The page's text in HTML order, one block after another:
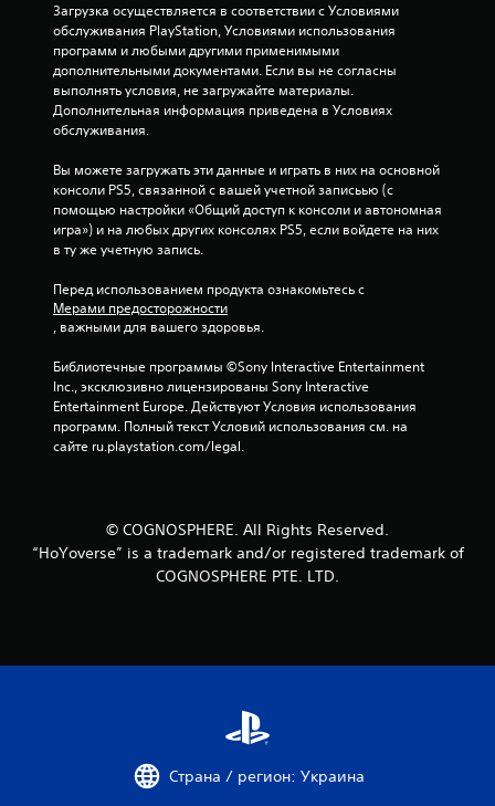
Загрузка осуществляется в соответствии с Условиями
обслуживания PlayStation, Условиями использования
программ и любыми другими применимыми
дополнительными документами. Если вы не согласны
выполнять условия, не загружайте материалы.
Дополнительная информация приведена в Условиях
обслуживания.
Вы можете загружать эти данные и играть в них на основной
консоли PS5, связанной с вашей учетной записьью (с
помощью настройки «Общий доступ к консоли и автономная
игра») и на любых других консолях PS5, если войдете на них
в ту же учетную запись.
Перед использованием продукта ознакомьтесь с
Мерами предосторожности
, важными для вашего здоровья.
Библиотечные программы ©Sony Interactive Entertainment
Inc., эксклюзивно лицензированы Sony Interactive
Entertainment Europe. Действуют Условия использования
программ. Полный текст Условий использования см. на
сайте ru.playstation.com/legal.
© COGNOSPHERE. All Rights Reserved.
“HoYoverse” is a trademark and/or registered trademark of
COGNOSPHERE PTE. LTD.
Страна / регион: Украина